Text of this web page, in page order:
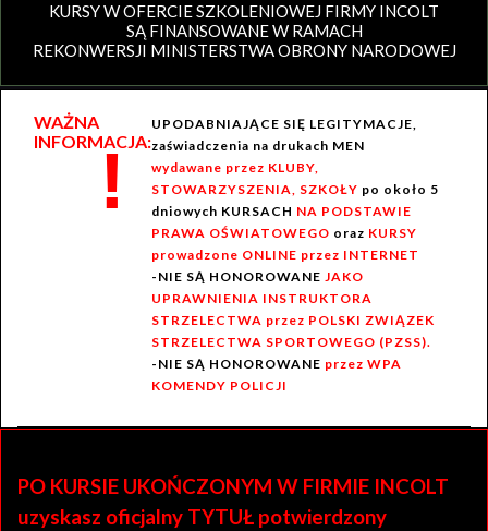
KURSY W OFERCIE SZKOLENIOWEJ FIRMY INCOLT
SĄ FINANSOWANE W RAMACH
REKONWERSJI MINISTERSTWA OBRONY NARODOWEJ
WAŻNA
INFORMACJA:
!
UPODABNIAJĄCE SIĘ LEGITYMACJE,
zaświadczenia na drukach MEN
wydawane przez KLUBY,
STOWARZYSZENIA, SZKOŁY po około 5
dniowych KURSACH NA PODSTAWIE
PRAWA OŚWIATOWEGO oraz KURSY
prowadzone ONLINE przez INTERNET
-NIE SĄ HONOROWANE JAKO
UPRAWNIENIA INSTRUKTORA
STRZELECTWA przez POLSKI ZWIĄZEK
STRZELECTWA SPORTOWEGO (PZSS).
-NIE SĄ HONOROWANE przez WPA
KOMENDY POLICJI
PO KURSIE UKOŃCZONYM W FIRMIE INCOLT
uzyskasz oficjalny TYTUŁ potwierdzony